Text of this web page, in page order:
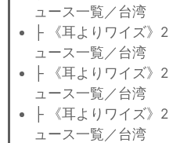
ュース一覧／台湾
├ 《耳よりワイズ》
ュース一覧／台湾
├ 《耳よりワイズ》
ュース一覧／台湾
├ 《耳よりワイズ》
ュース一覧／台湾